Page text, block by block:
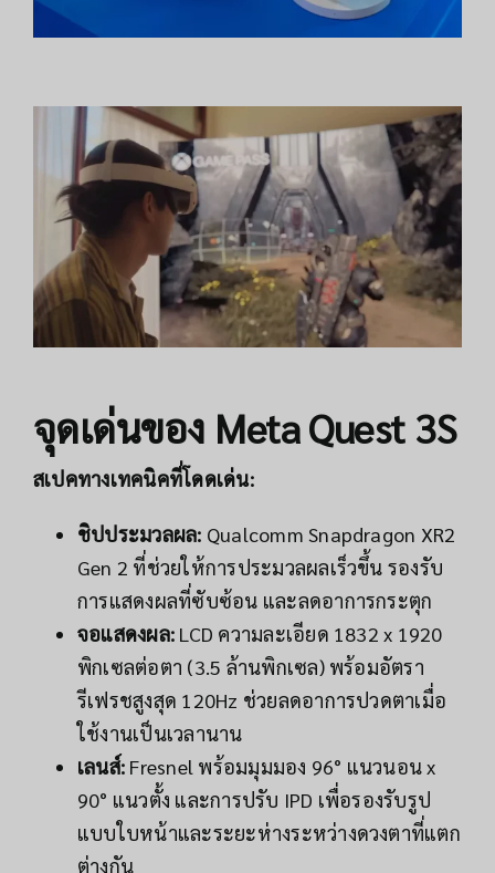
จุดเด่นของ Meta Quest 3S
สเปคทางเทคนิคที่โดดเด่น:
ชิปประมวลผล: Qualcomm Snapdragon XR2
Gen 2 ที่ช่วยให้การประมวลผลเร็วขึ้น รองรับ
การแสดงผลที่ซับซ้อน และลดอาการกระตุก
จอแสดงผล: LCD ความละเอียด 1832 x 1920
พิกเซลต่อตา (3.5 ล้านพิกเซล) พร้อมอัตรา
รีเฟรชสูงสุด 120Hz ช่วยลดอาการปวดตาเมื่อ
ใช้งานเป็นเวลานาน
เลนส์: Fresnel พร้อมมุมมอง 96° แนวนอน x
90° แนวตั้ง และการปรับ IPD เพื่อรองรับรูป
แบบใบหน้าและระยะห่างระหว่างดวงตาที่แตก
ต่างกัน